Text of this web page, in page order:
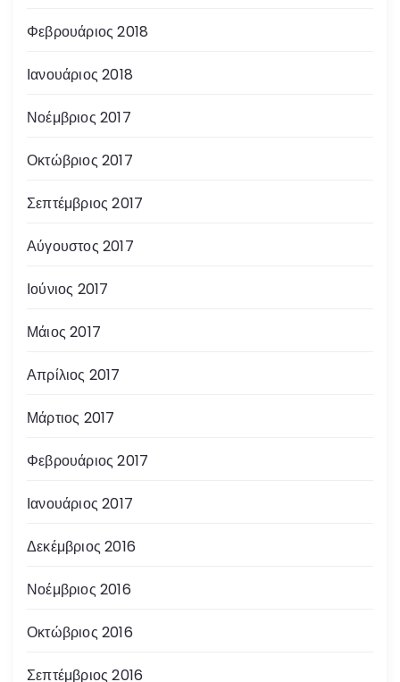
Φεβρουάριος 2018
Ιανουάριος 2018
Νοέμβριος 2017
Οκτώβριος 2017
Σεπτέμβριος 2017
Αύγουστος 2017
Ιούνιος 2017
Μάιος 2017
Απρίλιος 2017
Μάρτιος 2017
Φεβρουάριος 2017
Ιανουάριος 2017
Δεκέμβριος 2016
Νοέμβριος 2016
Οκτώβριος 2016
Σεπτέμβριος 2016